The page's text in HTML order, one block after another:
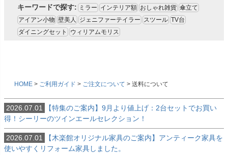
キーワードで探す: ミラー インテリア額 おしゃれ雑貨 傘立て
アイアン小物 壁美人 ジェニファーテイラー スツール TV台
ダイニングセット
ウィリアムモリス
HOME ご利用ガイド ご注文について 送料について
2026.07.01
【特集のご案内】9月より値上げ：2台セットでお買い
得！シーリーのツインエールセレクション！
2026.07.01
【木楽館オリジナル家具のご案内】アンティーク家具を
使いやすくリフォーム家具しました。